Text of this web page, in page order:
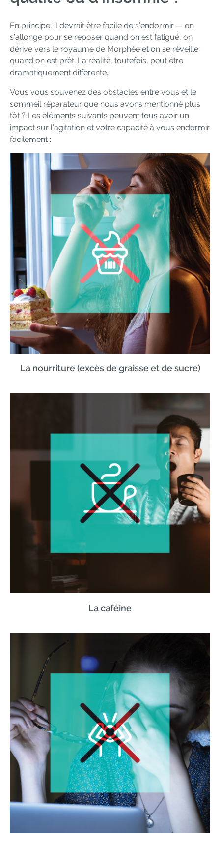
En principe, il devrait être facile de s’endormir — on
s’allonge pour se reposer quand on est fatigué, on
dérive vers le royaume de Morphée et on se réveille
quand on est prêt. La réalité, toutefois, peut être
dramatiquement différente.
Vous vous souvenez des obstacles entre vous et le
sommeil réparateur que nous avons mentionné plus
tôt ? Les éléments suivants peuvent tous avoir un
impact sur l’agitation et votre capacité à vous endormir
facilement :
La nourriture (excès de graisse et de sucre)
La caféine